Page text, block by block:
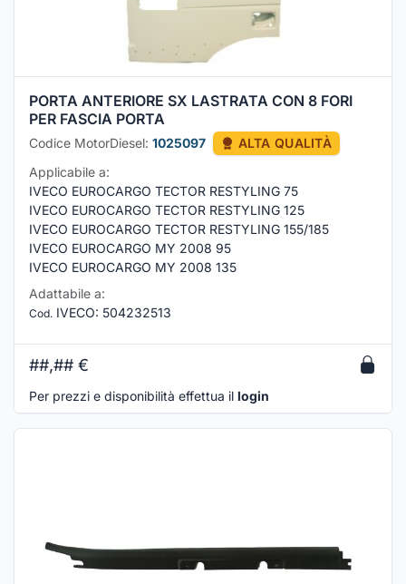
PORTA ANTERIORE SX LASTRATA CON 8 FORI
PER FASCIA PORTA
Codice MotorDiesel: 1025097
ALTA QUALITÀ
Applicabile a:
IVECO EUROCARGO TECTOR RESTYLING 75
IVECO EUROCARGO TECTOR RESTYLING 125
IVECO EUROCARGO TECTOR RESTYLING 155/185
IVECO EUROCARGO MY 2008 95
IVECO EUROCARGO MY 2008 135
Adattabile a:
Cod. IVECO: 504232513
##,## €
Per prezzi e disponibilità effettua il login